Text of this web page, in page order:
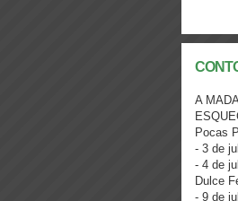
A
Pocas
- 3 de
- 4 de
Dulce
- 9 de